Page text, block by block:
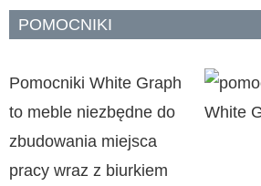
POMOCNIKI
Pomocniki White Graph
to meble niezbędne do
zbudowania miejsca
pracy wraz z biurkiem